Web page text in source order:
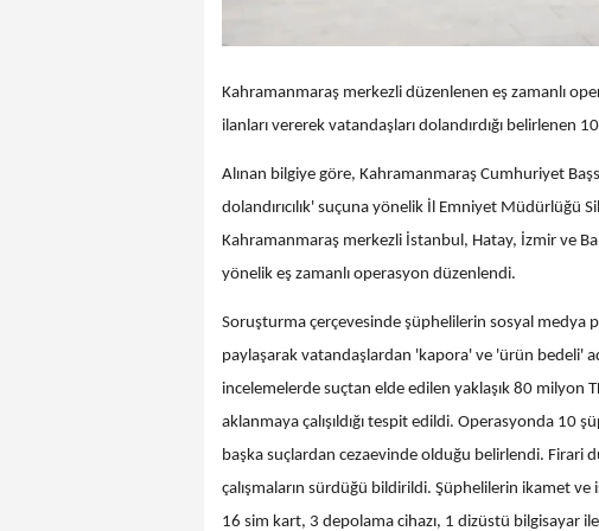
Kahramanmaraş merkezli düzenlenen eş zamanlı
ilanları vererek vatandaşları dolandırdığı belirlenen
Alınan bilgiye göre, Kahramanmaraş Cumhuriyet
dolandırıcılık' suçuna yönelik İl Emniyet Müdürlüğü
Kahramanmaraş merkezli İstanbul, Hatay, İzmir ve
yönelik eş zamanlı operasyon düzenlendi.
Soruşturma çerçevesinde şüphelilerin sosyal medya
paylaşarak vatandaşlardan 'kapora' ve 'ürün bedeli'
incelemelerde suçtan elde edilen yaklaşık 80 milyon
aklanmaya çalışıldığı tespit edildi. Operasyonda 10
başka suçlardan cezaevinde olduğu belirlendi. Firari
çalışmaların sürdüğü bildirildi. Şüphelilerin ikamet ve
16 sim kart, 3 depolama cihazı, 1 dizüstü bilgisayar